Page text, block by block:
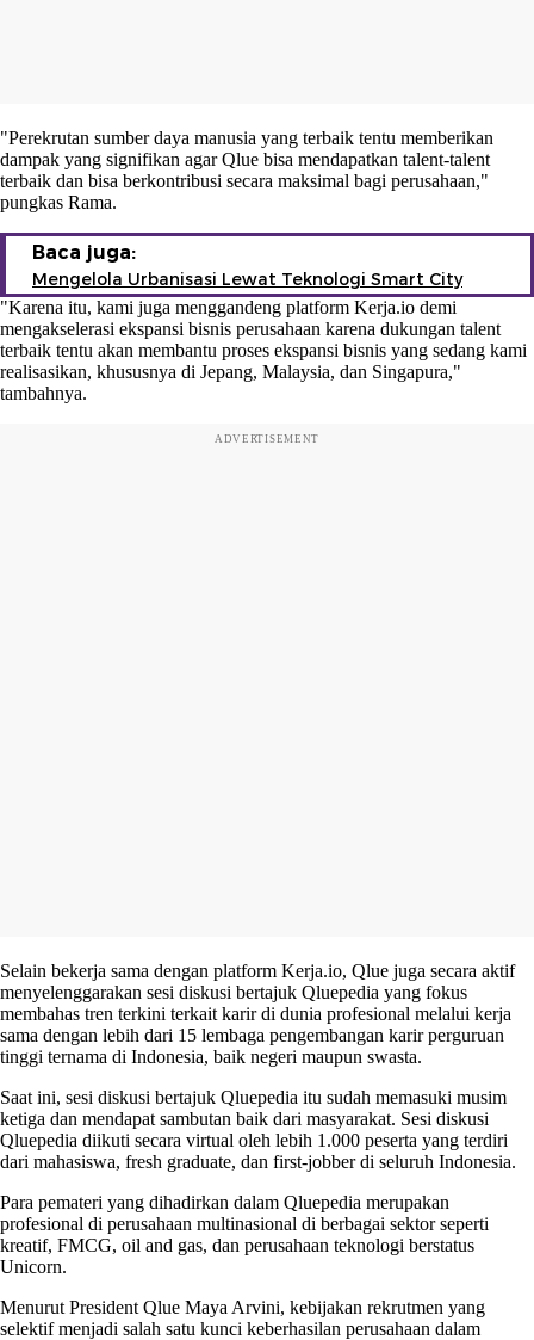
"Perekrutan sumber daya manusia yang terbaik tentu memberikan
dampak yang signifikan agar Qlue bisa mendapatkan talent-talent
terbaik dan bisa berkontribusi secara maksimal bagi perusahaan,"
pungkas Rama.
Baca juga:
Mengelola Urbanisasi Lewat Teknologi Smart City
"Karena itu, kami juga menggandeng platform Kerja.io demi
mengakselerasi ekspansi bisnis perusahaan karena dukungan talent
terbaik tentu akan membantu proses ekspansi bisnis yang sedang kami
realisasikan, khususnya di Jepang, Malaysia, dan Singapura,"
tambahnya.
ADVERTISEMENT
Selain bekerja sama dengan platform Kerja.io, Qlue juga secara aktif
menyelenggarakan sesi diskusi bertajuk Qluepedia yang fokus
membahas tren terkini terkait karir di dunia profesional melalui kerja
sama dengan lebih dari 15 lembaga pengembangan karir perguruan
tinggi ternama di Indonesia, baik negeri maupun swasta.
Saat ini, sesi diskusi bertajuk Qluepedia itu sudah memasuki musim
ketiga dan mendapat sambutan baik dari masyarakat. Sesi diskusi
Qluepedia diikuti secara virtual oleh lebih 1.000 peserta yang terdiri
dari mahasiswa, fresh graduate, dan first-jobber di seluruh Indonesia.
Para pemateri yang dihadirkan dalam Qluepedia merupakan
profesional di perusahaan multinasional di berbagai sektor seperti
kreatif, FMCG, oil and gas, dan perusahaan teknologi berstatus
Unicorn.
Menurut President Qlue Maya Arvini, kebijakan rekrutmen yang
selektif menjadi salah satu kunci keberhasilan perusahaan dalam